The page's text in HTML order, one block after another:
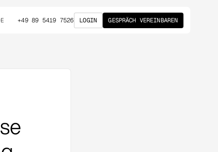
+49 89 5419 7526 LOGIN GESPRÄCH VEREINBAREN